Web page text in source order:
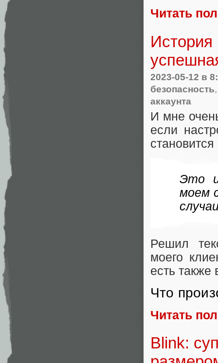
Читать
История
2023-05-12 в
безопасность
аккаунта
И мне
если
Это
моем
Решил
моего
есть также
Что
Читать
Blink: